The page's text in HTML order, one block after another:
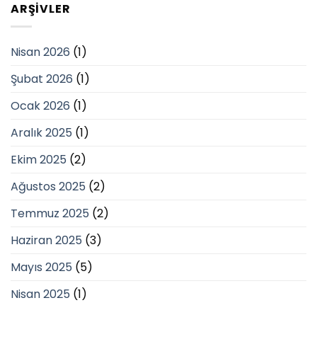
ARŞIVLER
Nisan 2026 (1)
Şubat 2026 (1)
Ocak 2026 (1)
Aralık 2025 (1)
Ekim 2025 (2)
Ağustos 2025 (2)
Temmuz 2025 (2)
Haziran 2025 (3)
Mayıs 2025 (5)
Nisan 2025 (1)